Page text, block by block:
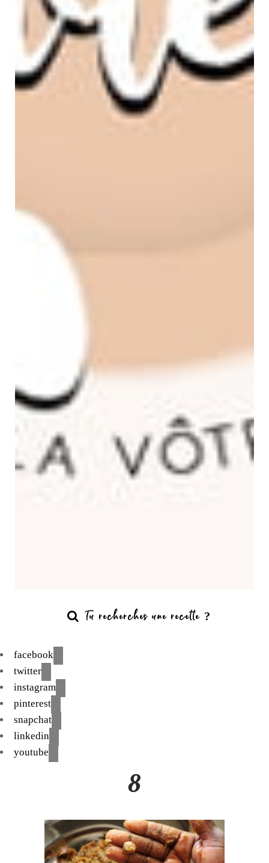
facebook
twitter
instagram
pinterest
snapchat
linkedin
youtube
8